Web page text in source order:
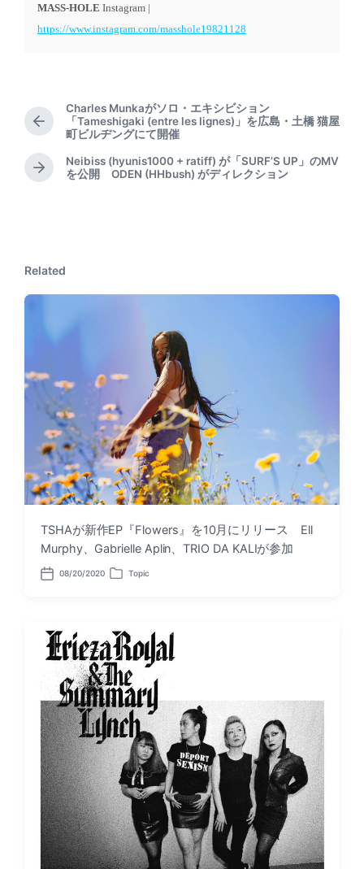
MASS-HOLE Instagram |
https://www.instagram.com/masshole19821128
P
e
v
o
s
Charles Munkaがソロ・エキシビション
「Tameshigaki (entre les lignes)」を広島・土橋 猫屋
町ビルヂングにて開催
N
s
Neibiss (hyunis1000 + ratiff) が「SURF’S UP」のMV
を公開 ODEN (HHbush) がディレクション
Related
TSHAが新作EP『Flowers』を10月にリリース Ell
Murphy、Gabrielle Aplin、TRIO DA KALIが参加
P
08/20/2020 P
i
n
Topic